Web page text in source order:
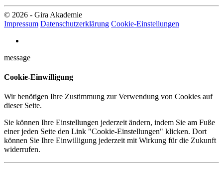
© 2026 - Gira Akademie
Impressum Datenschutzerklärung Cookie-Einstellungen
message
Cookie-Einwilligung
Wir benötigen Ihre Zustimmung zur Verwendung von Cookies auf
dieser Seite.
Sie können Ihre Einstellungen jederzeit ändern, indem Sie am Fuße
einer jeden Seite den Link "Cookie-Einstellungen" klicken. Dort
können Sie Ihre Einwilligung jederzeit mit Wirkung für die Zukunft
widerrufen.